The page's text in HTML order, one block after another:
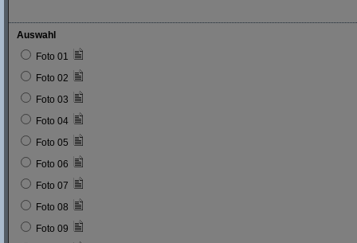
Auswahl
Foto 01
Foto 02
Foto 03
Foto 04
Foto 05
Foto 06
Foto 07
Foto 08
Foto 09